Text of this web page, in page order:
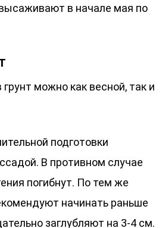
в начале мая по
можно как весной, так и
подготовки
В противном случае
погибнут. По тем же
начинать раньше
заглубляют на 3-4 см.